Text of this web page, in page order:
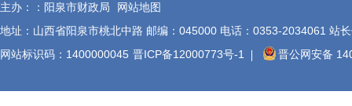
主办：：阳泉市财政局
网站地图
地址：山西省阳泉市桃北中路 邮编：045000 电话：0353-2034061 站
网站标识码：1400000045 晋ICP备12000773号-1 晋公网安备